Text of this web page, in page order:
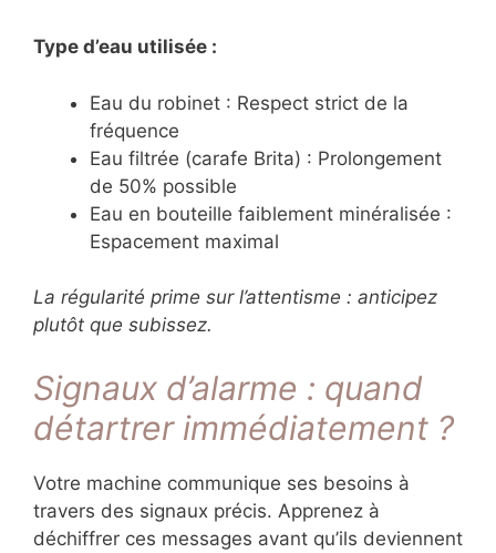
Type d’eau utilisée :
Eau du robinet : Respect strict de la
fréquence
Eau filtrée (carafe Brita) : Prolongement
de 50% possible
Eau en bouteille faiblement minéralisée :
Espacement maximal
La régularité prime sur l’attentisme : anticipez
plutôt que subissez.
Signaux d’alarme : quand
détartrer immédiatement ?
Votre machine communique ses besoins à
travers des signaux précis. Apprenez à
déchiffrer ces messages avant qu’ils deviennent